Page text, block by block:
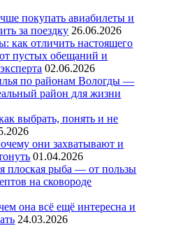
покупать авиабилеты и
за поездку 26.06.2026
как отличить настоящего
пустых обещаний и
02.06.2026
по районам Вологды —
район для жизни
выбрать, понять и не
они захватывают и
01.04.2026
плоская рыба — от пользы
на сковороде
она всё ещё интересна и
24.03.2026